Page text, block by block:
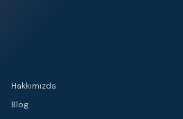
Hakkımızda
Blog